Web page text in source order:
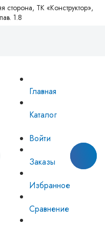
ТК «Конструктор»,
1.8
линия
Главная
Каталог
Войти
Заказы
Избранное
Сравнение